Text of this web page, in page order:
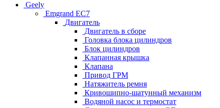
Geely
Emgrand EC7
Двигатель
Двигатель в сборе
Головка блока цилиндров
Блок цилиндров
Клапанная крышка
Клапана
Привод ГРМ
Натяжитель ремня
Кривошипно-шатунный механизм
Водяной насос и термостат